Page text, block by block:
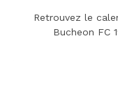
Retrouvez le
Bucheon FC